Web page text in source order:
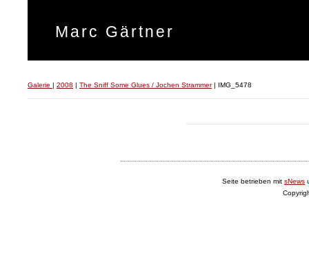
Marc Gärtner
Galerie | 2008 | The Sniff Some Glues / Jochen Strammer| IMG_5478
Seite betrieben mit sNews